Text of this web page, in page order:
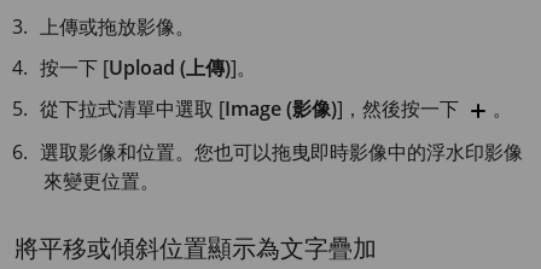
上傳或拖放影像。
按一下 [Upload (上傳)]。
從下拉式清單中選取 [Image (影像)]，然後按一下
。
選取影像和位置。您也可以拖曳即時影像中的浮水印影像
來變更位置。
將平移或傾斜位置顯示為文字疊加